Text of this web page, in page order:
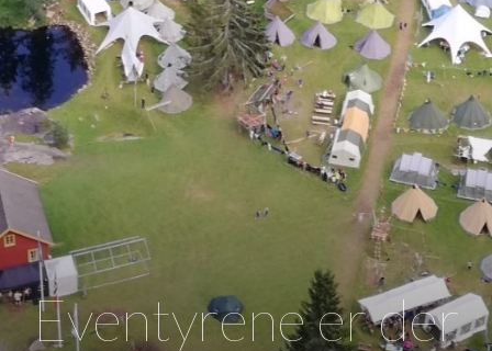
Eventyrene er der